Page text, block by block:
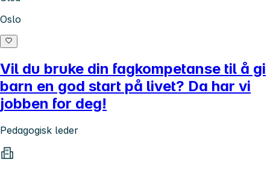
Oslo
Vil du bruke din fagkompetanse til å gi
barn en god start på livet? Da har vi
jobben for deg!
Pedagogisk leder